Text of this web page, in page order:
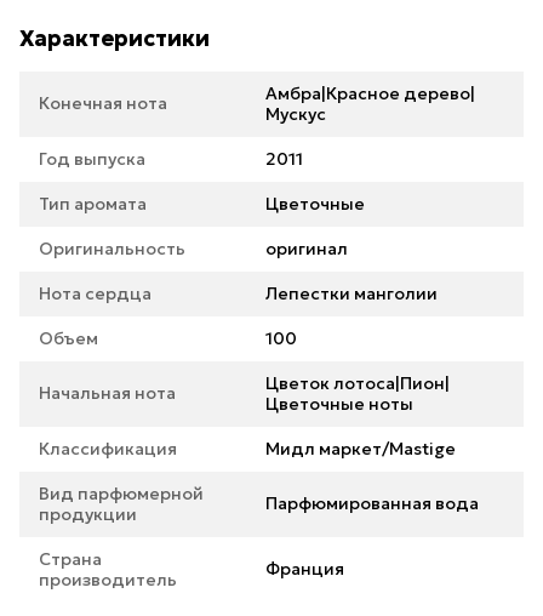
Характеристики
Конечная нота
Амбра|Красное дерево|
Мускус
Год выпуска 2011
Тип аромата Цветочные
Оригинальность оригинал
Нота сердца Лепестки манголии
Объем 100
Начальная нота
Цветок лотоса|Пион|
Цветочные ноты
Классификация Мидл маркет/Mastige
Вид парфюмерной
продукции
Парфюмированная вода
Страна
производитель
Франция